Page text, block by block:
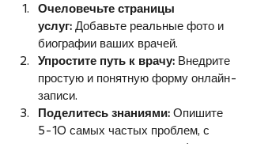
Очеловечьте страницы
услуг: Добавьте реальные фото и
биографии ваших врачей.
Упростите путь к врачу: Внедрите
простую и понятную форму онлайн-
записи.
Поделитесь знаниями: Опишите
5-10 самых частых проблем, с